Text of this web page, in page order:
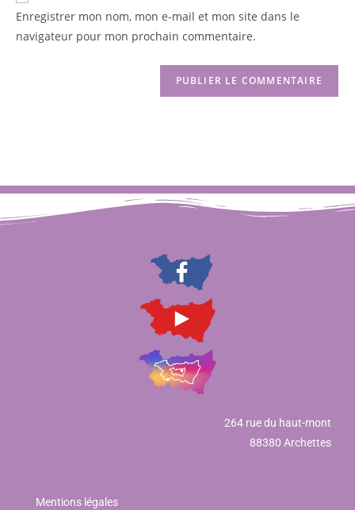
Enregistrer mon nom, mon e-mail et mon site dans le
navigateur pour mon prochain commentaire.
264 rue du haut-mont
88380 Archettes
Mentions légales